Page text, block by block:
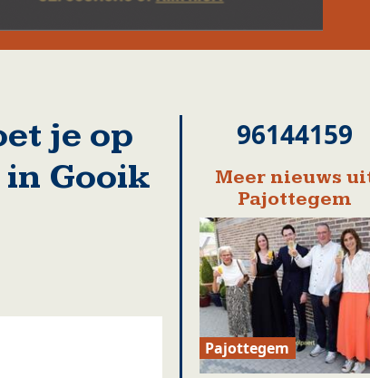
je op
Gooik
96144159
Meer nieuws
Pajottegem
Pajottegem